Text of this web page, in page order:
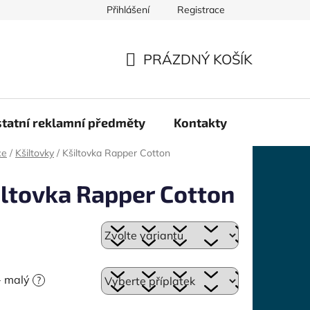
Přihlášení Registrace
PRÁZDNÝ KOŠÍK
reklamní předměty Kontakty
/ Kšiltovky / Kšiltovka Rapper Cotton
Rapper Cotton
malý ?